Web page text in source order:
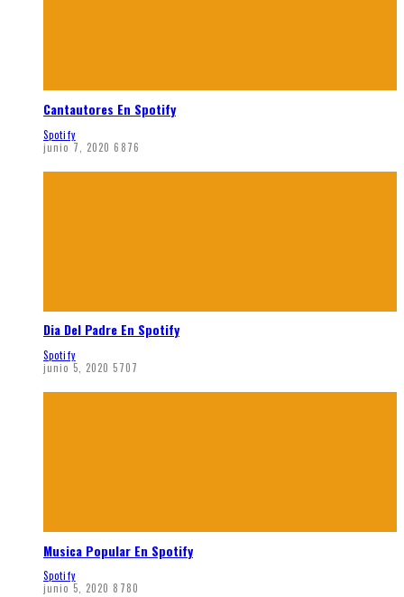
Cantautores En Spotify
Spotify
junio 7, 2020 6876
Dia Del Padre En Spotify
Spotify
junio 5, 2020 5707
Musica Popular En Spotify
Spotify
junio 5, 2020 8780